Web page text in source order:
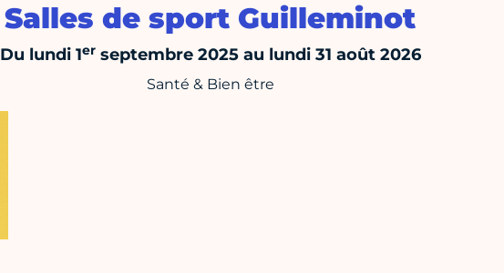
Salles de sport Guilleminot
Du lundi 1erseptembre 2025 au lundi 31 août 2026
Santé & Bien être